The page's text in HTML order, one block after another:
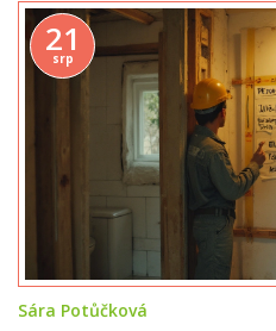
21
srp
Sára Potůčková